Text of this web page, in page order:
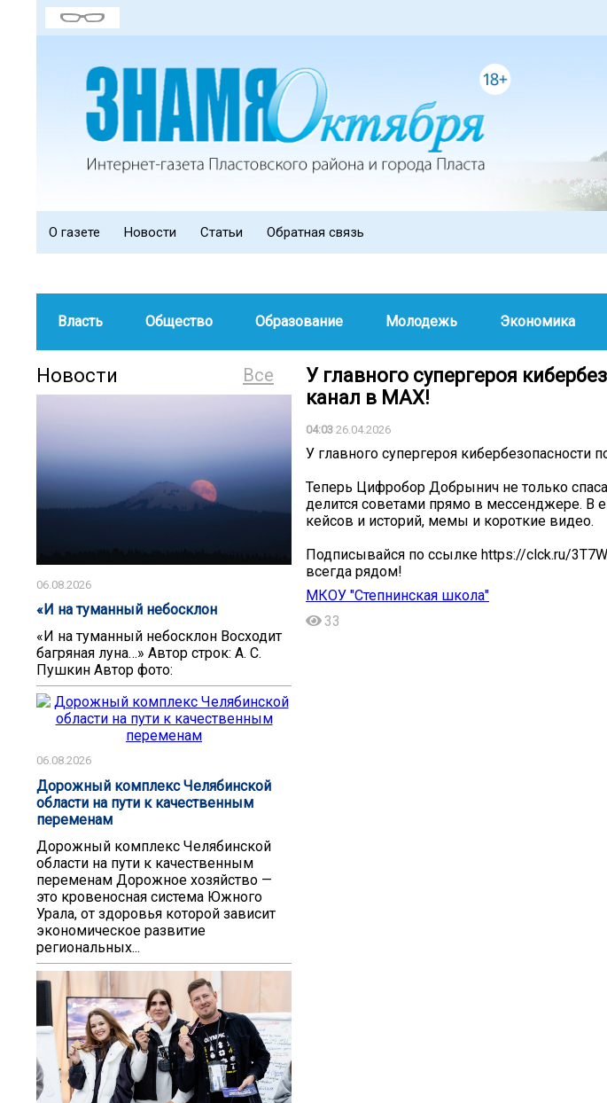
О газете Новости Статьи Обратная связь
Власть Общество Образование Молодежь Экономика
Все
Новости
06.08.2026
«И на туманный небосклон
«И на туманный небосклон Восходит
багряная луна…» Автор строк: А. С.
Пушкин Автор фото:
06.08.2026
Дорожный комплекс Челябинской
области на пути к качественным
переменам
Дорожный комплекс Челябинской
области на пути к качественным
переменам Дорожное хозяйство —
это кровеносная система Южного
Урала, от здоровья которой зависит
экономическое развитие
региональных...
У главного супергероя
канал в MAX!
04:03 26.04.2026
У главного супергероя кибербезопасности
Теперь Цифробор Добрынич не только
делится советами прямо в мессенджере. В
кейсов и историй, мемы и короткие видео.
Подписывайся по ссылке https://clck.ru/
всегда рядом!
МКОУ "Степнинская школа"
33